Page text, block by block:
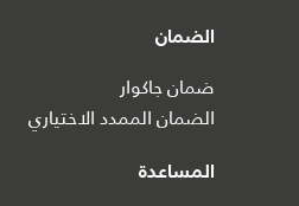
الضمان
ضمان جاكوار
الضمان الممدد الاختياري
المساعدة